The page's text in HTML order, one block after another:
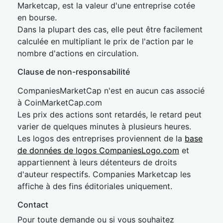
Marketcap, est la valeur d'une entreprise cotée
en bourse.
Dans la plupart des cas, elle peut être facilement
calculée en multipliant le prix de l'action par le
nombre d'actions en circulation.
Clause de non-responsabilité
CompaniesMarketCap n'est en aucun cas associé
à CoinMarketCap.com
Les prix des actions sont retardés, le retard peut
varier de quelques minutes à plusieurs heures.
Les logos des entreprises proviennent de la base
de données de logos CompaniesLogo.com et
appartiennent à leurs détenteurs de droits
d'auteur respectifs. Companies Marketcap les
affiche à des fins éditoriales uniquement.
Contact
Pour toute demande ou si vous souhaitez